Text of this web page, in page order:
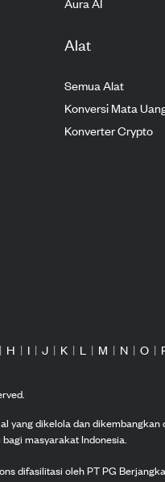
Alat
Semua Alat
Konversi Mata
Konverter Crypto
| H | I | J | K | L | M | N | O |
yang dikelola dan
masyarakat Indonesia.
difasilitasi oleh PT PG